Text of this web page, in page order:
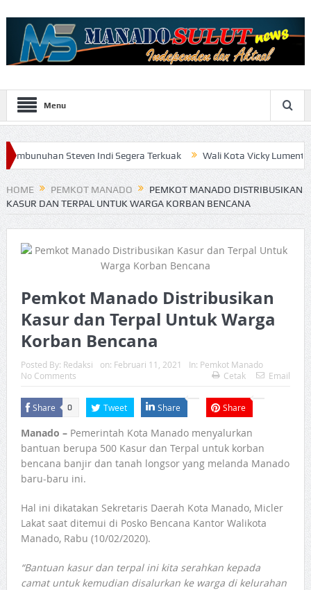
Menu
Steven Indi Segera Terkuak Wali Kota Vicky Lumentut Serahkan
HOME PEMKOT MANADO
PEMKOT MANADO DISTRIBUSIKAN
KASUR DAN TERPAL UNTUK WARGA KORBAN BENCANA
Pemkot Manado Distribusikan
Kasur dan Terpal Untuk Warga
Korban Bencana
Posted By: Redaksi on: Februari 11, 2021 In: Pemkot Manado
No Comments
Cetak Email
Share 0 Tweet Share Share
Manado – Pemerintah Kota Manado menyalurkan
bantuan berupa 500 Kasur dan Terpal untuk korban
bencana banjir dan tanah longsor yang melanda Manado
baru-baru ini.
Hal ini dikatakan Sekretaris Daerah Kota Manado, Micler
Lakat saat ditemui di Posko Bencana Kantor Walikota
Manado, Rabu (10/02/2020).
“Bantuan kasur dan terpal ini kita serahkan kepada
camat untuk kemudian disalurkan ke warga di kelurahan